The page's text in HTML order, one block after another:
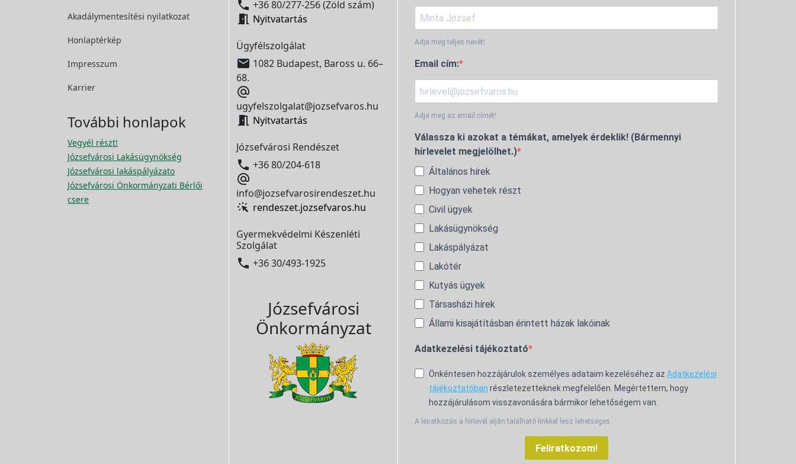
Akadálymentesítési nyilatkozat
Honlaptérkép
Impresszum
Karrier
További honlapok
Vegyél részt!
Józsefvárosi Lakásügynökség
Józsefvárosi lakáspályázato
Józsefvárosi Önkormányzati Bérlői
csere
 +36 80/277-256 (Zöld szám)
 Nyitvatartás
Ügyfélszolgálat
 1082 Budapest, Baross u. 66–
68.

ugyfelszolgalat@jozsefvaros.hu
 Nyitvatartás
Józsefvárosi Rendészet
 +36 80/204-618

info@jozsefvarosirendeszet.hu
rendeszet.jozsefvaros.hu
Gyermekvédelmi Készenléti
Szolgálat
 +36 30/493-1925
Józsefvárosi
Önkormányzat
Adja meg teljes nevét!
Email cím:
Adja meg az email címét!
Válassza ki azokat a témákat, amelyek érdeklik! (Bármennyi
hírlevelet megjelölhet.)
Általános hírek
Hogyan vehetek részt
Civil ügyek
Lakásügynökség
Lakáspályázat
Lakótér
Kutyás ügyek
Társasházi hírek
Állami kisajátításban érintett házak lakóinak
Adatkezelési tájékoztató
Önkéntesen hozzájárulok személyes adataim kezeléséhez az Adatkezelési
tájékoztatóban részletezetteknek megfelelően. Megértettem, hogy
hozzájárulásom visszavonására bármikor lehetőségem van.
A leiratkozás a hírlevél alján található linkkel lesz lehetséges.
Feliratkozom!